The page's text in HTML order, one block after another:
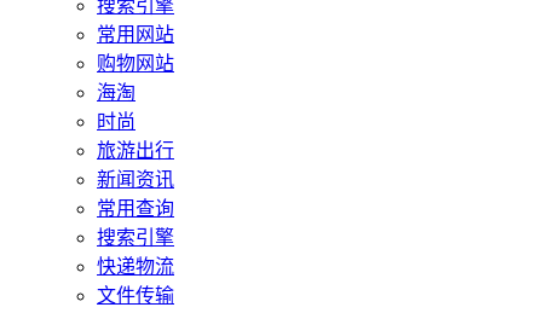
搜索引擎
常用网站
购物网站
海淘
时尚
旅游出行
新闻资讯
常用查询
搜索引擎
快递物流
文件传输